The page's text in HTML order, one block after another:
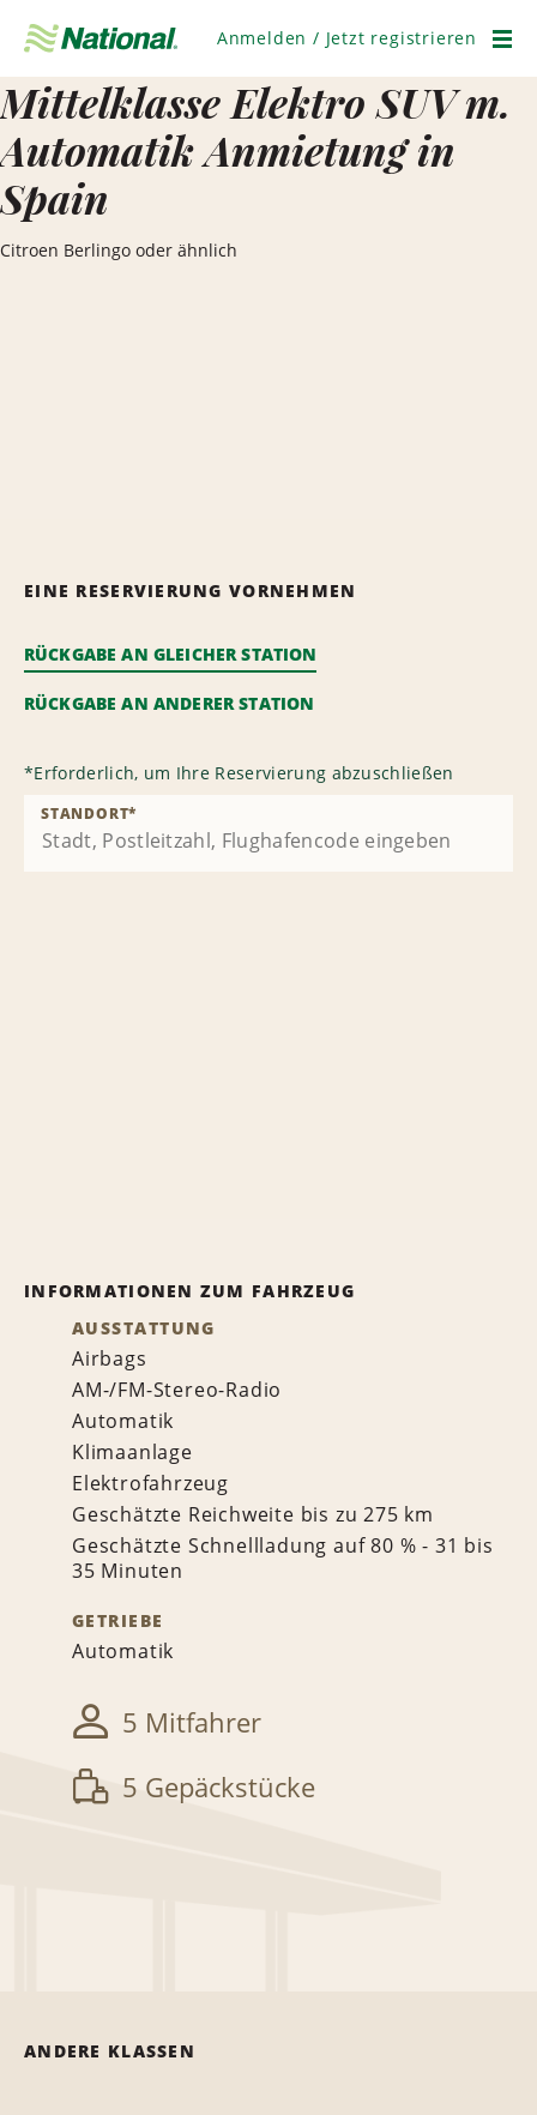
überspringen
Anmelden / Jetzt registrieren
Mittelklasse Elektro SUV m.
Automatik Anmietung in
Spain
Citroen Berlingo oder ähnlich
EINE RESERVIERUNG VORNEHMEN
RÜCKGABE AN GLEICHER STATION
RÜCKGABE AN ANDERER STATION
*Erforderlich, um Ihre Reservierung abzuschließen
STANDORT*
INFORMATIONEN ZUM FAHRZEUG
AUSSTATTUNG
Airbags
AM-/FM-Stereo-Radio
Automatik
Klimaanlage
Elektrofahrzeug
Geschätzte Reichweite bis zu 275 km
Geschätzte Schnellladung auf 80 % - 31 bis
35 Minuten
GETRIEBE
Automatik
5 Mitfahrer
5 Gepäckstücke
ANDERE KLASSEN